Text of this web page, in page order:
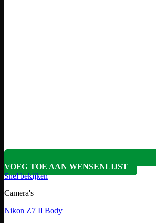
VOEG TOE AAN WENSENLIJST
Snel bekijken
Camera's
Nikon Z7 II Body